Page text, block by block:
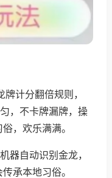
计分翻倍规则，
，不卡牌漏牌，操
，欢乐满满。
器自动识别金龙，
承本地习俗。